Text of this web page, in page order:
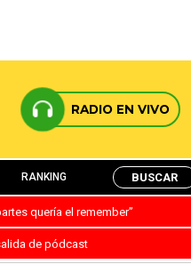
RADIO EN VIVO
RANKING BUSCAR
quería el remember”
de pódcast